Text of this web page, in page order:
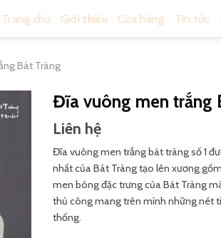
Trang chủ Giới thiệu Cửa hàng Tin tức
Bát Tràng
Đĩa vuông men trắng
Liên hệ
Đĩa vuông men trắng bát tràng số 1
nhất của Bát Tràng tạo lên xương
men bóng đặc trưng của Bát Tràng
thủ công mang trên mình những nét
thống.